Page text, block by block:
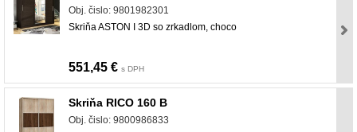
Obj. čislo: 9801982301
Skriňa ASTON I 3D so zrkadlom, choco
551,45 € s DPH
Skriňa RICO 160 B
Obj. čislo: 9800986833